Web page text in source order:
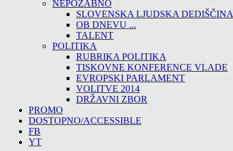
NEPOZABNO
SLOVENSKA LJUDSKA DEDIŠČINA
OB DNEVU ...
TALENT
POLITIKA
RUBRIKA POLITIKA
TISKOVNE KONFERENCE VLADE
EVROPSKI PARLAMENT
VOLITVE 2014
DRŽAVNI ZBOR
PROMO
DOSTOPNO/ACCESSIBLE
FB
YT